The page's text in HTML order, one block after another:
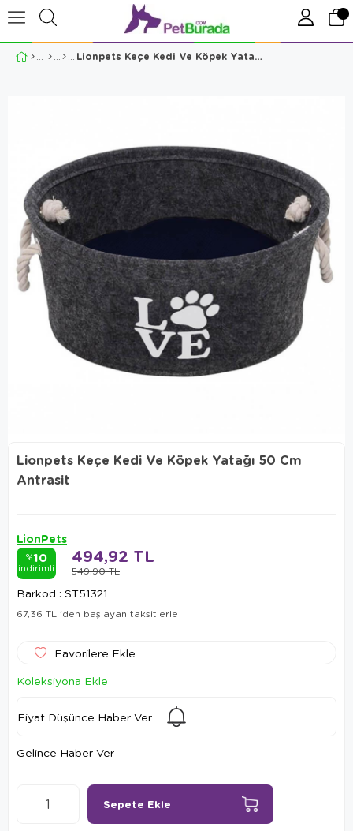
Lionpets Keçe Kedi Ve Köpek Yatağı 50 Cm Antrasit
Lionpets Keçe Kedi Ve Köpek Yatağı 50 Cm
Antrasit
LionPets
%10
indirimli 549,90 TL
494,92 TL
Barkod : ST51321
67,36 TL 'den başlayan taksitlerle
Favorilere Ekle
Koleksiyona Ekle
Fiyat Düşünce Haber Ver
Gelince Haber Ver